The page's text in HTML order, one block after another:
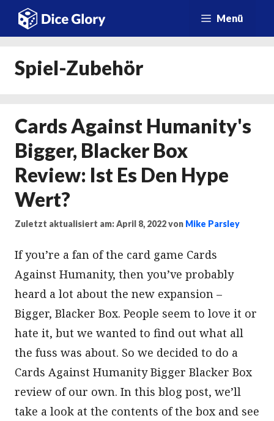
Zum
Inhalt
Menü
Spiel-Zubehör
Cards Against Humanity's
Bigger, Blacker Box
Review: Ist Es Den Hype
Wert?
Zuletzt aktualisiert am: April 8, 2022von Mike Parsley
If you’re a fan of the card game Cards
Against Humanity, then you’ve probably
heard a lot about the new expansion –
Bigger, Blacker Box. People seem to love it or
hate it, but we wanted to find out what all
the fuss was about. So we decided to do a
Cards Against Humanity Bigger Blacker Box
review of our own. In this blog post, we’ll
take a look at the contents of the box and see